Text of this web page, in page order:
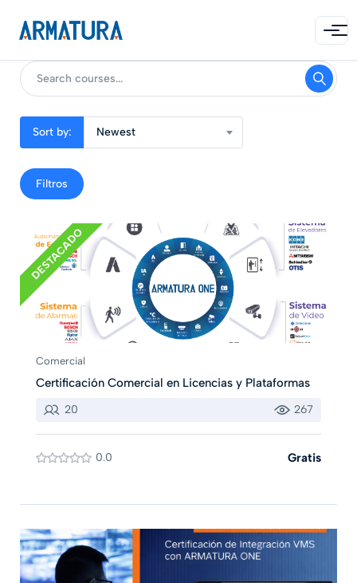
Sort by: Newest
Filtros
DESTACADO
Comercial
Certificación Comercial en Licencias y Plataformas
20 267
0.0 Gratis